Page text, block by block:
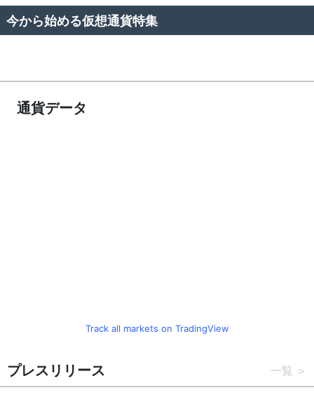
今から始める仮想通貨特集
通貨データ
Track all markets on TradingView
プレスリリース 一覧